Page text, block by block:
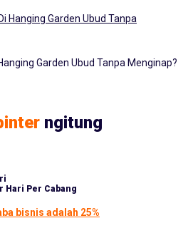
Garden Ubud Tanpa Menginap?
ngitung
Hari Per Cabang
bisnis adalah 25%